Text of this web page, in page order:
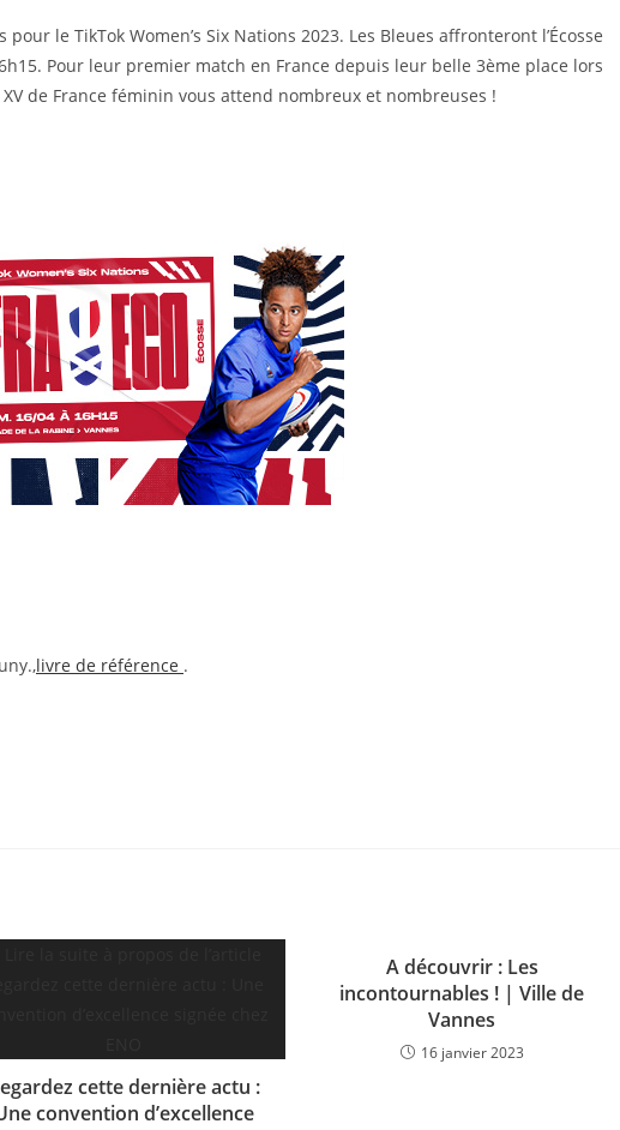
le TikTok Women’s Six Nations 2023. Les Bleues affronteront l’Écosse
Pour leur premier match en France depuis leur belle 3ème place lors
de France féminin vous attend nombreux et nombreuses !
livre de référence .
cette dernière actu :
convention d’excellence
A découvrir : Les
incontournables ! | Ville de
Vannes
16 janvier 2023